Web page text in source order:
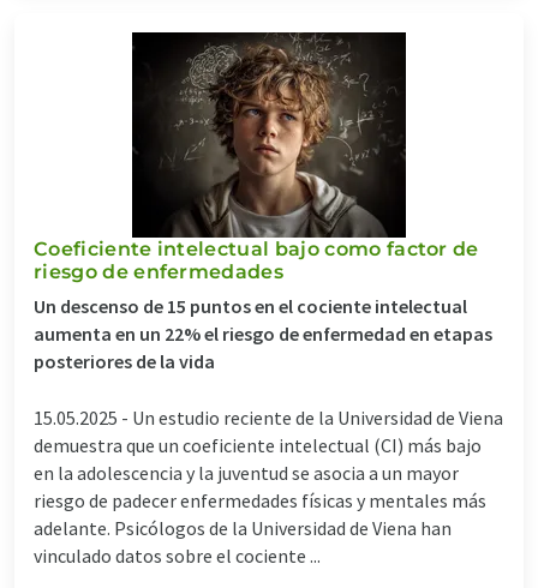
Coeficiente intelectual bajo como factor de
riesgo de enfermedades
Un descenso de 15 puntos en el cociente intelectual
aumenta en un 22% el riesgo de enfermedad en etapas
posteriores de la vida
15.05.2025 - Un estudio reciente de la Universidad de Viena
demuestra que un coeficiente intelectual (CI) más bajo
en la adolescencia y la juventud se asocia a un mayor
riesgo de padecer enfermedades físicas y mentales más
adelante. Psicólogos de la Universidad de Viena han
vinculado datos sobre el cociente ...